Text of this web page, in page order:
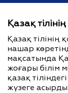
Қазақ
Қазақ тілінің
нашар
мақсатында
жоғары білім
қазақ
жүзеге